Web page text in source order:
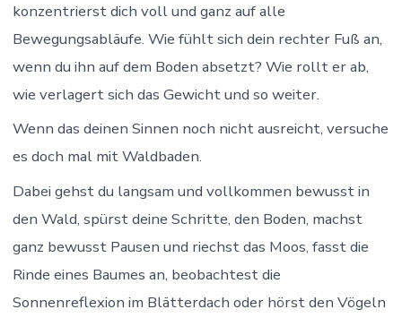
konzentrierst dich voll und ganz auf alle
Bewegungsabläufe. Wie fühlt sich dein rechter Fuß an,
wenn du ihn auf dem Boden absetzt? Wie rollt er ab,
wie verlagert sich das Gewicht und so weiter.
Wenn das deinen Sinnen noch nicht ausreicht, versuche
es doch mal mit Waldbaden.
Dabei gehst du langsam und vollkommen bewusst in
den Wald, spürst deine Schritte, den Boden, machst
ganz bewusst Pausen und riechst das Moos, fasst die
Rinde eines Baumes an, beobachtest die
Sonnenreflexion im Blätterdach oder hörst den Vögeln